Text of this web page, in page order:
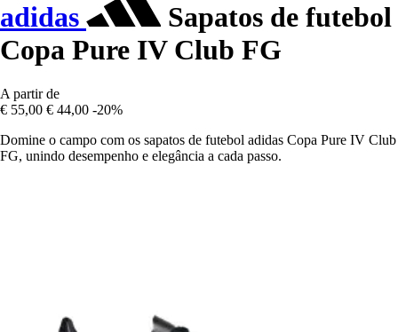
adidas
Sapatos de futebol
Copa Pure IV Club FG
A partir de
€ 55,00 € 44,00 -20%
Domine o campo com os sapatos de futebol adidas Copa Pure IV Club
FG, unindo desempenho e elegância a cada passo.